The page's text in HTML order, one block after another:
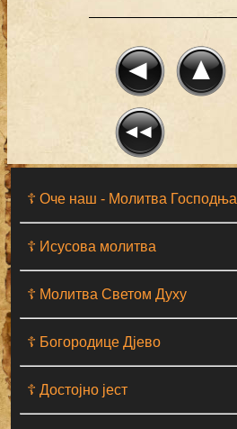
☦ Оче наш - Moлитва Господња
☦ Исусова молитва
☦ Молитва Светом Духу
☦ Богородице Дјево
☦ Достојно јест